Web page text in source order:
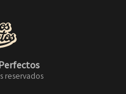
reservados